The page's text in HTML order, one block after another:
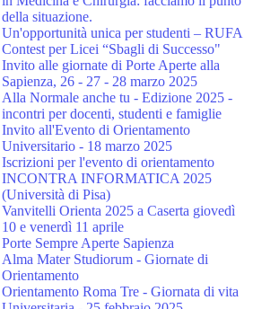
della situazione.
Un'opportunità unica per studenti – RUFA
Contest per Licei “Sbagli di Successo"
Invito alle giornate di Porte Aperte alla
Sapienza, 26 - 27 - 28 marzo 2025
Alla Normale anche tu - Edizione 2025 -
incontri per docenti, studenti e famiglie
Invito all'Evento di Orientamento
Universitario - 18 marzo 2025
Iscrizioni per l'evento di orientamento
INCONTRA INFORMATICA 2025
(Università di Pisa)
Vanvitelli Orienta 2025 a Caserta giovedì
10 e venerdì 11 aprile
Porte Sempre Aperte Sapienza
Alma Mater Studiorum - Giornate di
Orientamento
Orientamento Roma Tre - Giornata di vita